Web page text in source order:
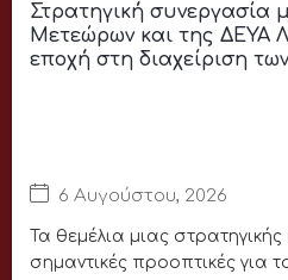
Στρατηγική συνεργασία
Μετεώρων και της ΔΕΥΑ
εποχή στη διαχείριση
6 Αυγούστου, 2026
Τα θεμέλια μιας
σημαντικές προοπτικές για